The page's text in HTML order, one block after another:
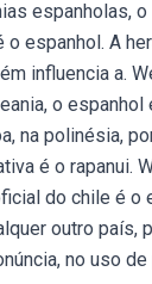
espanholas,
o espanhol. A
influencia a.
o espanhol
na polinésia,
é o rapanui.
do chile é o
outro país,
no uso